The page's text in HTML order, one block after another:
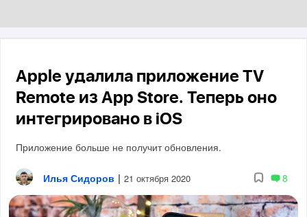
Apple удалила приложение TV
Remote из App Store. Теперь оно
интегрировано в iOS
Приложение больше не получит обновления.
Илья Сидоров | 21 октября 2020 8